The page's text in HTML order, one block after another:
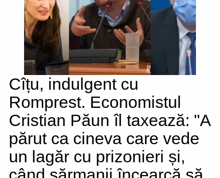
Cîțu, indulgent cu
Romprest. Economistul
Cristian Păun îl taxează: "A
părut ca cineva care vede
un lagăr cu prizonieri și,